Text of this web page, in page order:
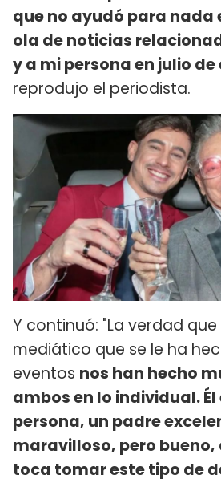
que no ayudó para nada
ola de noticias
y a mi persona en julio de
reprodujo el periodista.
Y continuó: "La verdad
mediático que se le ha
eventos nos han hecho
ambos en lo individual.
persona, un padre
maravilloso, pero bueno,
toca tomar este tipo de